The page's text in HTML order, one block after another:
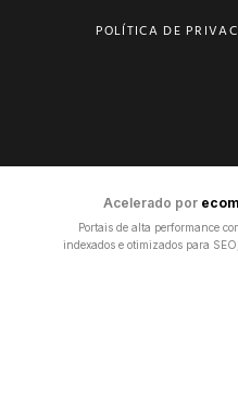
POLÍTICA DE
Acelerado por
Portais de alta performance
indexados e otimizados para